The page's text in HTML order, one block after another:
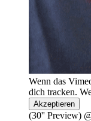
Wenn das
dich tracken.
Akzeptieren
(30'' Preview)